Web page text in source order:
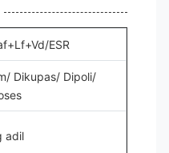
ESR
Dikupas/ Dipoli/
adil